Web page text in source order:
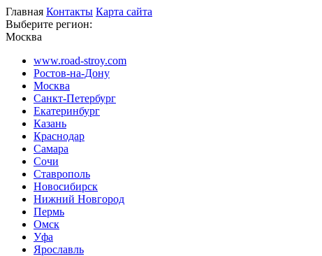
Главная Контакты Карта сайта
Выберите регион:
Москва
www.road-stroy.com
Ростов-на-Дону
Москва
Санкт-Петербург
Екатеринбург
Казань
Краснодар
Самара
Сочи
Ставрополь
Новосибирск
Нижний Новгород
Пермь
Омск
Уфа
Ярославль